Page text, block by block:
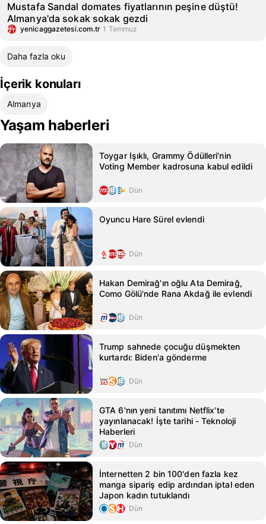
Mustafa Sandal domates fiyatlarının peşine düştü!
Almanya'da sokak sokak gezdi
yenicaggazetesi.com.tr 1 Temmuz
Daha fazla oku
İçerik konuları
Almanya
Yaşam haberleri
Toygar Işıklı, Grammy Ödülleri'nin
Voting Member kadrosuna kabul edildi
Dün
Oyuncu Hare Sürel evlendi
Dün
Hakan Demirağ'ın oğlu Ata Demirağ,
Como Gölü'nde Rana Akdağ ile evlendi
Dün
Trump sahnede çocuğu düşmekten
kurtardı: Biden'a gönderme
Dün
GTA 6'nın yeni tanıtımı Netflix'te
yayınlanacak! İşte tarihi - Teknoloji
Haberleri
Dün
İnternetten 2 bin 100'den fazla kez
manga sipariş edip ardından iptal eden
Japon kadın tutuklandı
Dün